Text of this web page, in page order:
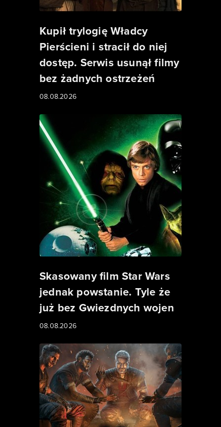
Kupił trylogię Władcy
Pierścieni i stracił do niej
dostęp. Serwis usunął filmy
bez żadnych ostrzeżeń
08.08.2026
Skasowany film Star Wars
jednak powstanie. Tyle że
już bez Gwiezdnych wojen
08.08.2026